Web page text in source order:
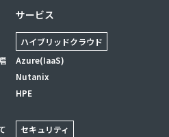
サービス
ハイブリッドクラウド
Azure(IaaS)
Nutanix
HPE
セキュリティ